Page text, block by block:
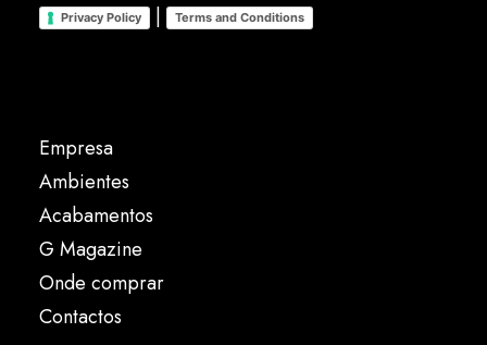
Privacy Policy | Terms and Conditions
Empresa
Ambientes
Acabamentos
G Magazine
Onde comprar
Contactos